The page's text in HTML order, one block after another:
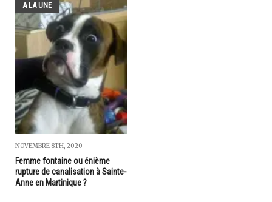
A LA UNE
NOVEMBRE 8TH, 2020
Femme fontaine ou énième
rupture de canalisation à Sainte-
Anne en Martinique ?